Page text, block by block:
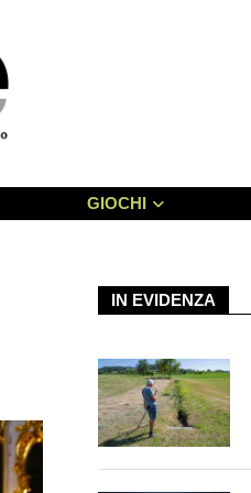
GIOCHI
IN EVIDENZA